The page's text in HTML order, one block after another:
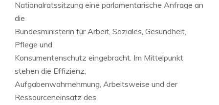
Nationalratssitzung eine parlamentarische Anfrage an
die
Bundesministerin für Arbeit, Soziales, Gesundheit,
Pflege und
Konsumentenschutz eingebracht. Im Mittelpunkt
stehen die Effizienz,
Aufgabenwahrnehmung, Arbeitsweise und der
Ressourceneinsatz des